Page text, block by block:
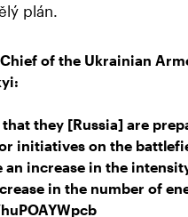
plán.
of the Ukrainian
that they [Russia] are
initiatives on the
an increase in the
in the number of